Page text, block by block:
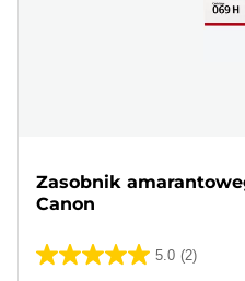
Zasobnik
Canon
5.0 (2)
5.0